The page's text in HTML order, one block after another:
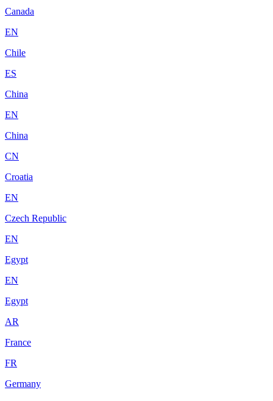
Canada
EN
Chile
ES
China
EN
China
CN
Croatia
EN
Czech Republic
EN
Egypt
EN
Egypt
AR
France
FR
Germany